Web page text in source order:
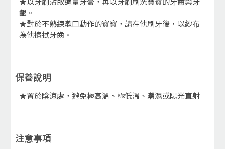
齦。
★對於不熟練漱口動作的寶寶，請在他刷牙後，以紗布
為他擦拭牙齒。
保養說明
★置於陰涼處，避免極高溫、極低溫、潮濕或陽光直射
注意事項